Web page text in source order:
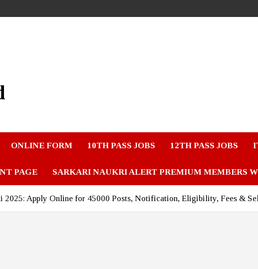
ONLINE FORM 10TH PASS JOBS 12TH PASS JOBS
PAGE SARKARI NAUKRI ALERT PREMIUM MEMBERS
2025: Apply Online for 45000 Posts, Notification, Eligibility, Fees &